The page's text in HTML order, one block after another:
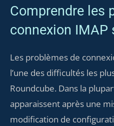
Comprendre les
connexion IMAP
Les problèmes de
l’une des difficultés les
Roundcube. Dans la
apparaissent après une
modification de